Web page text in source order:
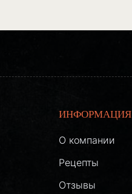
ИНФОРМАЦИЯ
О компании
Рецепты
Отзывы